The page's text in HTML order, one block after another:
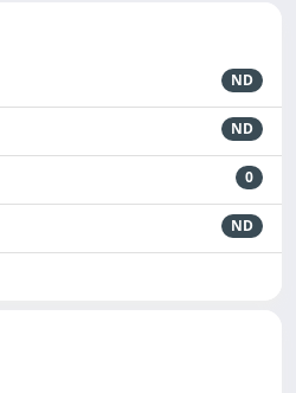
ND
ND
0
ND